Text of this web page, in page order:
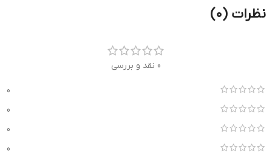
نظرات (0)
0 نقد و بررسی
0
0
0
0